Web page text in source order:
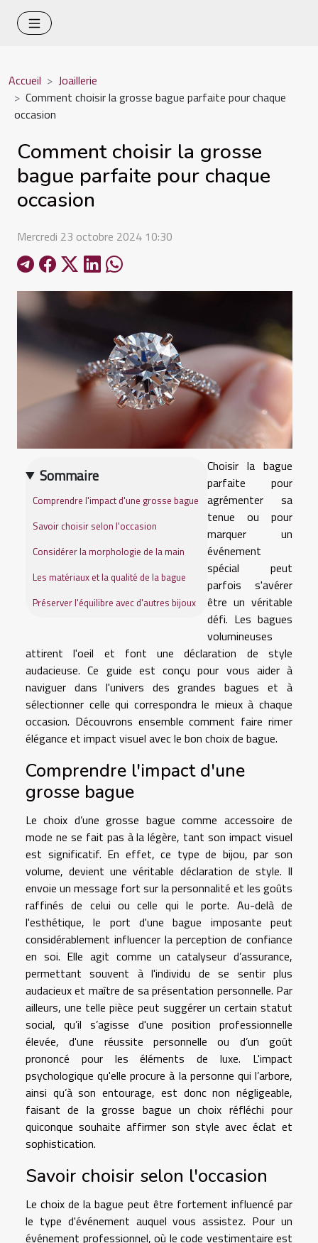
Accueil
Joaillerie
Comment choisir la grosse bague parfaite pour chaque
occasion
Comment choisir la grosse
bague parfaite pour chaque
occasion
Mercredi 23 octobre 2024 10:30
Sommaire
Comprendre l'impact d'une grosse bague
Savoir choisir selon l'occasion
Considérer la morphologie de la main
Les matériaux et la qualité de la bague
Préserver l'équilibre avec d'autres bijoux
Choisir la bague
parfaite pour
agrémenter sa
tenue ou pour
marquer un
événement
spécial peut
parfois s'avérer
être un véritable
défi. Les bagues
volumineuses
attirent l'oeil et font une déclaration de style
audacieuse. Ce guide est conçu pour vous aider à
naviguer dans l'univers des grandes bagues et à
sélectionner celle qui correspondra le mieux à chaque
occasion. Découvrons ensemble comment faire rimer
élégance et impact visuel avec le bon choix de bague.
Comprendre l'impact d'une
grosse bague
Le choix d’une grosse bague comme accessoire de
mode ne se fait pas à la légère, tant son impact visuel
est significatif. En effet, ce type de bijou, par son
volume, devient une véritable déclaration de style. Il
envoie un message fort sur la personnalité et les goûts
raffinés de celui ou celle qui le porte. Au-delà de
l'esthétique, le port d'une bague imposante peut
considérablement influencer la perception de confiance
en soi. Elle agit comme un catalyseur d’assurance,
permettant souvent à l'individu de se sentir plus
audacieux et maître de sa présentation personnelle. Par
ailleurs, une telle pièce peut suggérer un certain statut
social, qu’il s’agisse d'une position professionnelle
élevée, d'une réussite personnelle ou d’un goût
prononcé pour les éléments de luxe. L'impact
psychologique qu'elle procure à la personne qui l’arbore,
ainsi qu’à son entourage, est donc non négligeable,
faisant de la grosse bague un choix réfléchi pour
quiconque souhaite affirmer son style avec éclat et
sophistication.
Savoir choisir selon l'occasion
Le choix de la bague peut être fortement influencé par
le type d'événement auquel vous assistez. Pour un
événement professionnel, où le code vestimentaire est